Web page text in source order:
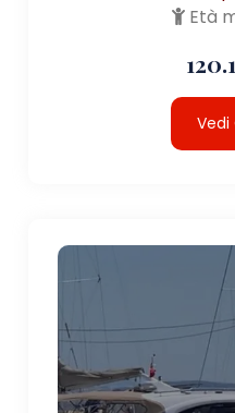
Età